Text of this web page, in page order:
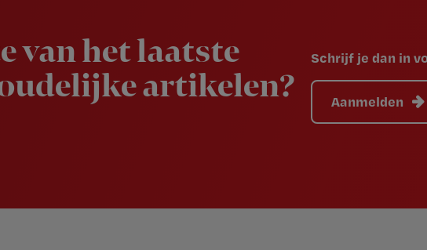
van het laatste
artikelen?
Schrijf je dan in
Aanmelden